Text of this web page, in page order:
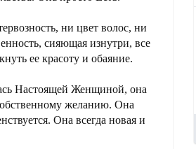
ни цвет волос, ни
сияющая изнутри, все
ее красоту и обаяние.
Настоящей Женщиной, она
желанию. Она
Она всегда новая и